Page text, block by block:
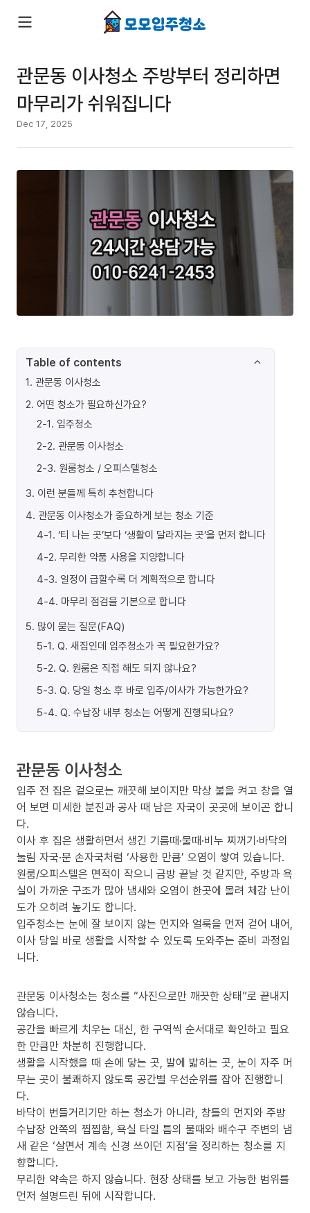
관문동 이사청소 주방부터 정리하면
마무리가 쉬워집니다
Dec 17, 2025
Table of contents
1. 관문동 이사청소
2. 어떤 청소가 필요하신가요?
2-1. 입주청소
2-2. 관문동 이사청소
2-3. 원룸청소 / 오피스텔청소
3. 이런 분들께 특히 추천합니다
4. 관문동 이사청소가 중요하게 보는 청소 기준
4-1. ‘티 나는 곳’보다 ‘생활이 달라지는 곳’을 먼저 합니다
4-2. 무리한 약품 사용을 지양합니다
4-3. 일정이 급할수록 더 계획적으로 합니다
4-4. 마무리 점검을 기본으로 합니다
5. 많이 묻는 질문(FAQ)
5-1. Q. 새집인데 입주청소가 꼭 필요한가요?
5-2. Q. 원룸은 직접 해도 되지 않나요?
5-3. Q. 당일 청소 후 바로 입주/이사가 가능한가요?
5-4. Q. 수납장 내부 청소는 어떻게 진행되나요?
관문동 이사청소
입주 전 집은 겉으로는 깨끗해 보이지만 막상 불을 켜고 창을 열
어 보면 미세한 분진과 공사 때 남은 자국이 곳곳에 보이곤 합니
다.
이사 후 집은 생활하면서 생긴 기름때·물때·비누 찌꺼기·바닥의
눌림 자국·문 손자국처럼 ‘사용한 만큼’ 오염이 쌓여 있습니다.
원룸/오피스텔은 면적이 작으니 금방 끝날 것 같지만, 주방과 욕
실이 가까운 구조가 많아 냄새와 오염이 한곳에 몰려 체감 난이
도가 오히려 높기도 합니다.
입주청소는 눈에 잘 보이지 않는 먼지와 얼룩을 먼저 걷어 내어,
이사 당일 바로 생활을 시작할 수 있도록 도와주는 준비 과정입
니다.
관문동 이사청소는 청소를 “사진으로만 깨끗한 상태”로 끝내지
않습니다.
공간을 빠르게 치우는 대신, 한 구역씩 순서대로 확인하고 필요
한 만큼만 차분히 진행합니다.
생활을 시작했을 때 손에 닿는 곳, 발에 밟히는 곳, 눈이 자주 머
무는 곳이 불쾌하지 않도록 공간별 우선순위를 잡아 진행합니
다.
바닥이 번들거리기만 하는 청소가 아니라, 창틀의 먼지와 주방
수납장 안쪽의 찝찝함, 욕실 타일 틈의 물때와 배수구 주변의 냄
새 같은 ‘살면서 계속 신경 쓰이던 지점’을 정리하는 청소를 지
향합니다.
무리한 약속은 하지 않습니다. 현장 상태를 보고 가능한 범위를
먼저 설명드린 뒤에 시작합니다.